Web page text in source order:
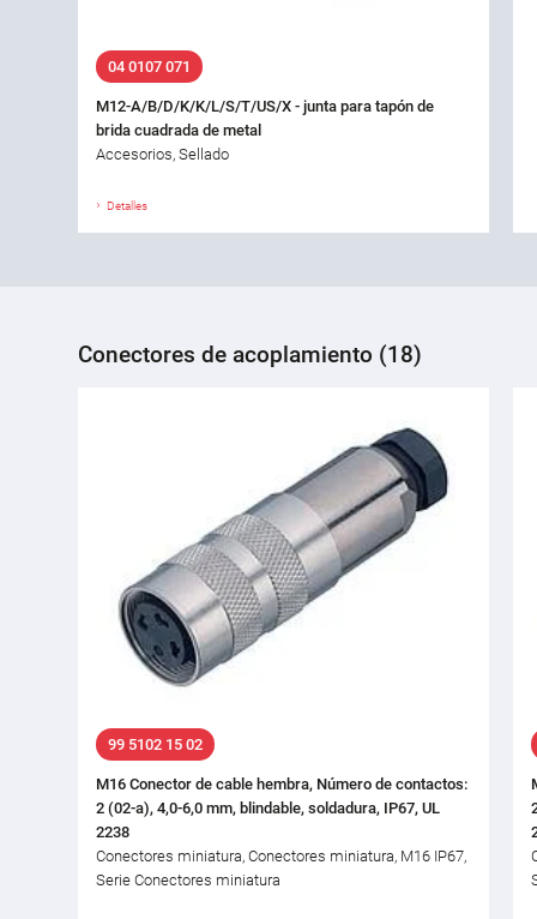
04 0107 071
M12-A/B/D/K/K/L/S/T/US/X - junta para tapón de
brida cuadrada de metal
Accesorios, Sellado
Detalles
Conectores de acoplamiento (18)
99 5102 15 02
M16 Conector de cable hembra, Número de contactos:
2 (02-a), 4,0-6,0 mm, blindable, soldadura, IP67, UL
2238
Conectores miniatura, Conectores miniatura, M16 IP67,
Serie Conectores miniatura